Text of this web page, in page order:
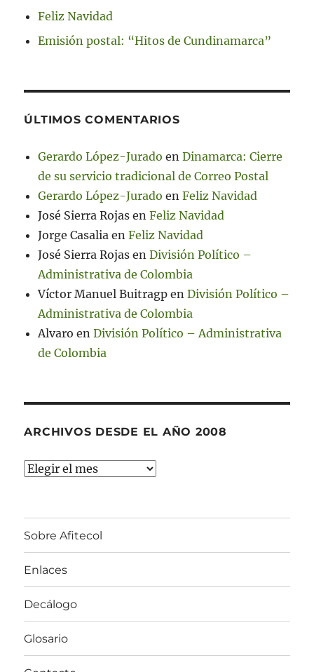
Feliz Navidad
Emisión postal: “Hitos de Cundinamarca”
ÚLTIMOS COMENTARIOS
Gerardo López-Jurado enDinamarca: Cierre
de su servicio tradicional de Correo Postal
Gerardo López-Jurado enFeliz Navidad
José Sierra Rojas enFeliz Navidad
Jorge Casalia enFeliz Navidad
José Sierra Rojas enDivisión Político –
Administrativa de Colombia
Víctor Manuel Buitragp enDivisión Político –
Administrativa de Colombia
Alvaro enDivisión Político – Administrativa
de Colombia
ARCHIVOS DESDE EL AÑO 2008
Archivos
Sobre Afitecol
Enlaces
Decálogo
Glosario